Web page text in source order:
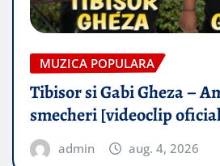
MUZICA POPULARA
Tibisor si Gabi Gheza –
smecheri [videoclip
admin aug. 4, 2026